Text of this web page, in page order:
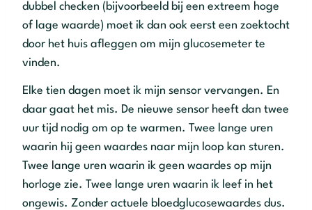
dubbel checken (bijvoorbeeld bij een extreem hoge
of lage waarde) moet ik dan ook eerst een zoektocht
door het huis afleggen om mijn glucosemeter te
vinden.
Elke tien dagen moet ik mijn sensor vervangen. En
daar gaat het mis. De nieuwe sensor heeft dan twee
uur tijd nodig om op te warmen. Twee lange uren
waarin hij geen waardes naar mijn loop kan sturen.
Twee lange uren waarin ik geen waardes op mijn
horloge zie. Twee lange uren waarin ik leef in het
ongewis. Zonder actuele bloedglucosewaardes dus.